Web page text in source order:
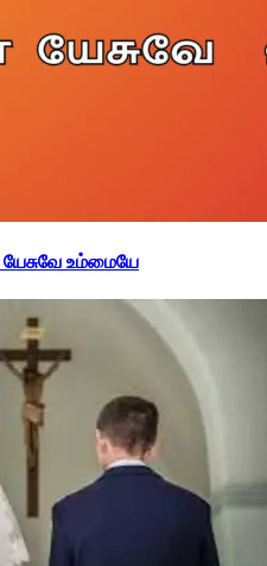
யேசுவே உம்மையே